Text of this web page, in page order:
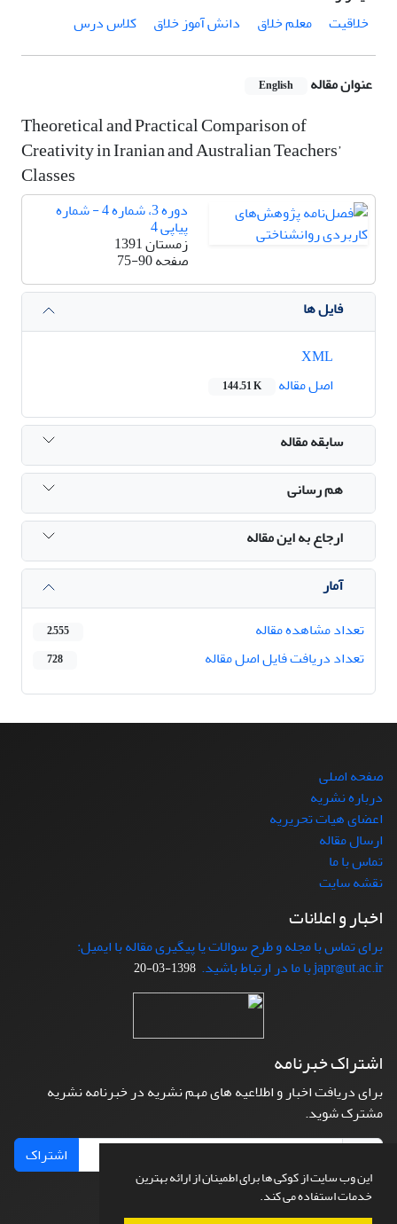
این وب سایت از کوکی ها برای اطمینان از ارائه بهترین
خدمات استفاده می کند.
خلاقیت
معلم خلاق دانش آموز خلاق کلاس درس
عنوان مقاله English
Theoretical and Practical Comparison of
Creativity in Iranian and Australian Teachers’
Classes
دوره 3، شماره 4 - شماره
پیاپی 4
زمستان 1391
صفحه75-90
فایل ها
اصل مقاله
144.51 K
سابقه مقاله
هم رسانی
ارجاع به این مقاله
آمار
تعداد مشاهده مقاله
2,555
تعداد دریافت فایل اصل مقاله 728
صفحه اصلی
درباره نشریه
اعضای هیات تحریریه
ارسال مقاله
تماس با ما
نقشه سایت
اخبار و اعلانات
برای تماس با مجله و طرح سوالات یا پیگیری مقاله با ایمیل:
japr@ut.ac.ir با ما در ارتباط باشید.
1398-03-20
اشتراک خبرنامه
برای دریافت اخبار و اطلاعیه های مهم نشریه در خبرنامه نشریه
مشترک شوید.
اشتراک